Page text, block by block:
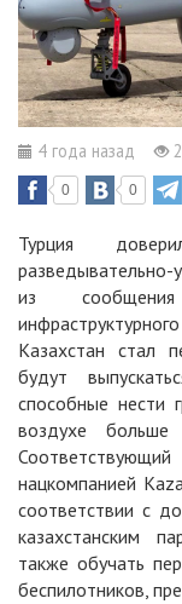
4 года назад
0 0
Турция
из
Казахстан стал
будут
способные нести
воздухе
нацкомпанией
соответствии с
казахстанским
также обучать
беспилотников,